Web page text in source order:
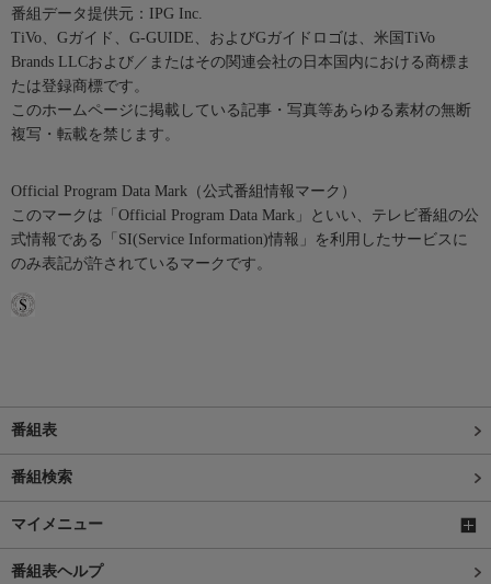
番組データ提供元：IPG Inc.
TiVo、Gガイド、G-GUIDE、およびGガイドロゴは、米国TiVo
Brands LLCおよび／またはその関連会社の日本国内における商標ま
たは登録商標です。
このホームページに掲載している記事・写真等あらゆる素材の無断
複写・転載を禁じます。
Official Program Data Mark（公式番組情報マーク）
このマークは「Official Program Data Mark」といい、テレビ番組の公
式情報である「SI(Service Information)情報」を利用したサービスに
のみ表記が許されているマークです。
番組表
番組検索
マイメニュー
番組表ヘルプ